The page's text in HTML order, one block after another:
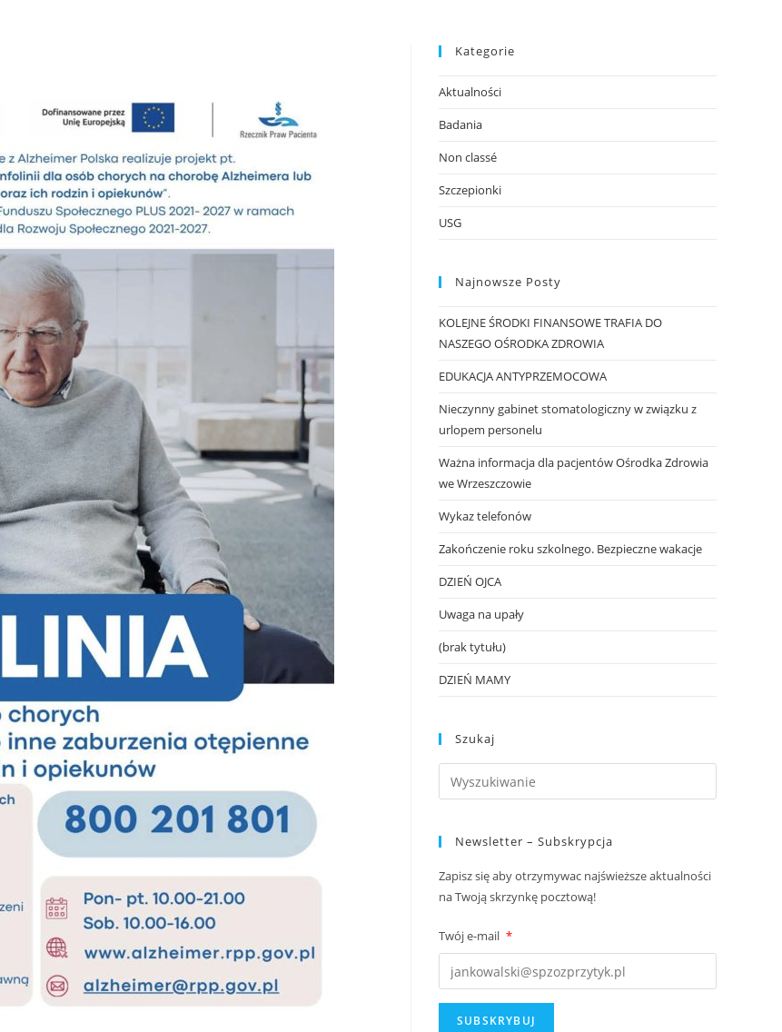
Kategorie
Aktualności
Badania
Non classé
Szczepionki
USG
Najnowsze Posty
KOLEJNE ŚRODKI FINANSOWE TRAFIA DO
NASZEGO OŚRODKA ZDROWIA
EDUKACJA ANTYPRZEMOCOWA
Nieczynny gabinet stomatologiczny w związku z
urlopem personelu
Ważna informacja dla pacjentów Ośrodka Zdrowia
we Wrzeszczowie
Wykaz telefonów
Zakończenie roku szkolnego. Bezpieczne wakacje
DZIEŃ OJCA
Uwaga na upały
(brak tytułu)
DZIEŃ MAMY
Szukaj
Newsletter – Subskrypcja
Zapisz się aby otrzymywac najświeższe aktualności
na Twoją skrzynkę pocztową!
Twój e-mail *